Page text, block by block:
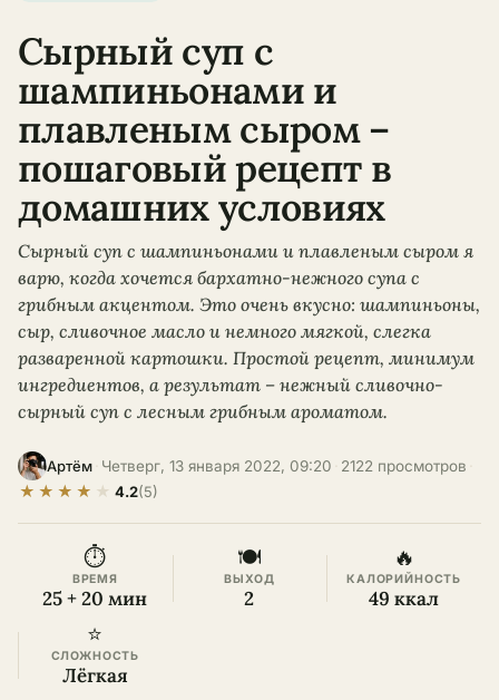
Сырный суп с
шампиньонами и
плавленым сыром –
пошаговый рецепт в
домашних условиях
Сырный суп с шампиньонами и плавленым сыром я
варю, когда хочется бархатно-нежного супа с
грибным акцентом. Это очень вкусно: шампиньоны,
сыр, сливочное масло и немного мягкой, слегка
разваренной картошки. Простой рецепт, минимум
ингредиентов, а результат – нежный сливочно-
сырный суп с лесным грибным ароматом.
Артём Четверг, 13 января 2022, 09:20 2122 просмотров
★ ★ ★ ★ ★ 4.2(5)
⏱
ВРЕМЯ
25 + 20 мин
🍽
ВЫХОД
2
🔥
КАЛОРИЙНОСТЬ
49 ккал
⭐
СЛОЖНОСТЬ
Лёгкая